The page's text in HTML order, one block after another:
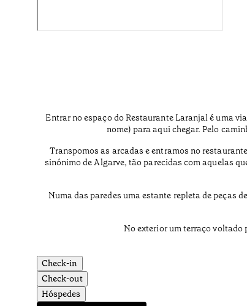
Entrar no espaço do Restaurante Laranjal é uma
nome) para aqui chegar. Pelo
Transpomos as arcadas e entramos no
sinónimo de Algarve, tão parecidas com aquelas
Numa das paredes uma estante repleta de peças
No exterior um terraço voltado
Check-in
Check-out
Hóspedes